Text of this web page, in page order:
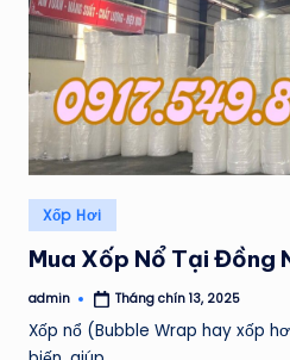
Posted
in
Xốp Hơi
Mua Xốp Nổ Tại Đồng
Posted
admin Tháng chín 13, 2025
Xốp nổ (Bubble Wrap hay xốp